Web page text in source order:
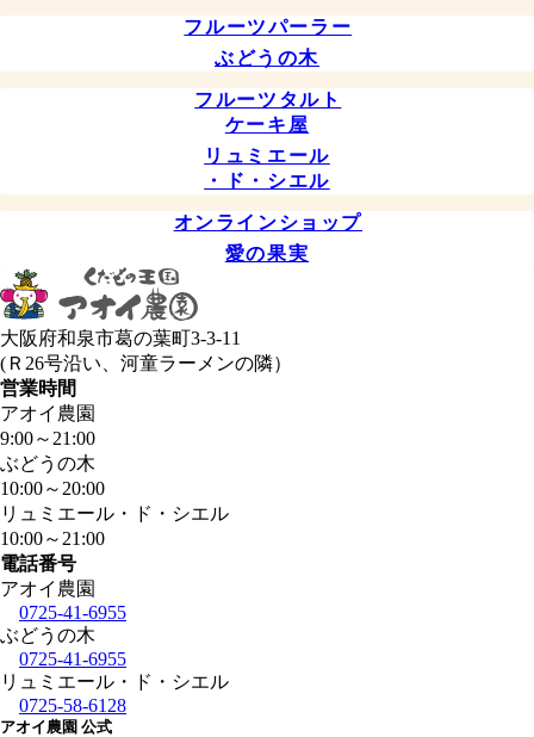
フルーツパーラー
ぶどうの木
フルーツタルト
ケーキ屋
リュミエール
・ド・シエル
オンラインショップ
愛の果実
大阪府和泉市葛の葉町3-3-11
(Ｒ26号沿い、河童ラーメンの隣）
営業時間
アオイ農園
9:00～ 21:00
ぶどうの木
10:00～ 20:00
リュミエール・ド・シエル
10:00～ 21:00
電話番号
アオイ農園
0725-41-6955
ぶどうの木
0725-41-6955
リュミエール・ド・シエル
0725-58-6128
アオイ農園 公式